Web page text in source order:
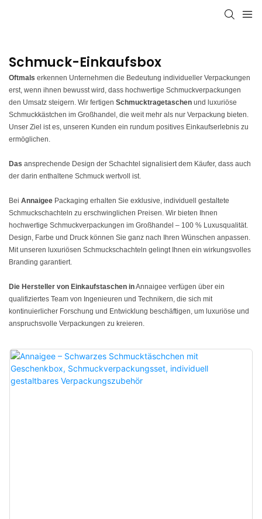
Schmuck-Einkaufsbox
Oftmals erkennen Unternehmen die Bedeutung individueller Verpackungen
erst, wenn ihnen bewusst wird, dass hochwertige Schmuckverpackungen
den Umsatz steigern. Wir fertigen Schmucktragetaschen und luxuriöse
Schmuckkästchen im Großhandel, die weit mehr als nur Verpackung bieten.
Unser Ziel ist es, unseren Kunden ein rundum positives Einkaufserlebnis zu
ermöglichen.
Das ansprechende Design der Schachtel signalisiert dem Käufer, dass auch
der darin enthaltene Schmuck wertvoll ist.
Bei Annaigee Packaging erhalten Sie exklusive, individuell gestaltete
Schmuckschachteln zu erschwinglichen Preisen. Wir bieten Ihnen
hochwertige Schmuckverpackungen im Großhandel – 100 % Luxusqualität.
Design, Farbe und Druck können Sie ganz nach Ihren Wünschen anpassen.
Mit unseren luxuriösen Schmuckschachteln gelingt Ihnen ein wirkungsvolles
Branding garantiert.
Die Hersteller von Einkaufstaschen inAnnaigee verfügen über ein
qualifiziertes Team von Ingenieuren und Technikern, die sich mit
kontinuierlicher Forschung und Entwicklung beschäftigen, um luxuriöse und
anspruchsvolle Verpackungen zu kreieren.